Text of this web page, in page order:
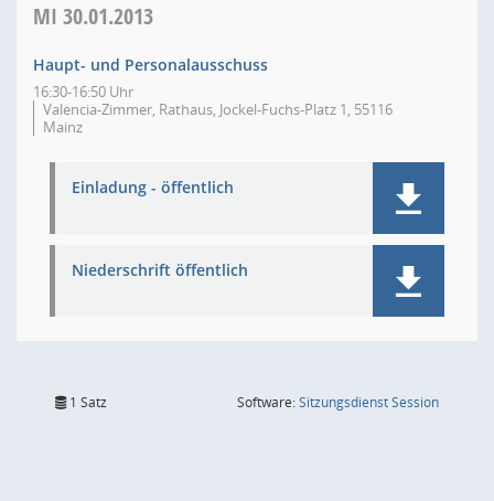
MI 30.01.2013
Haupt- und Personalausschuss
16:30-16:50 Uhr
Valencia-Zimmer, Rathaus, Jockel-Fuchs-Platz 1, 55116
Mainz
Einladung - öffentlich
Niederschrift öffentlich
1 Satz Software:SitzungsdienstSession(Wird in